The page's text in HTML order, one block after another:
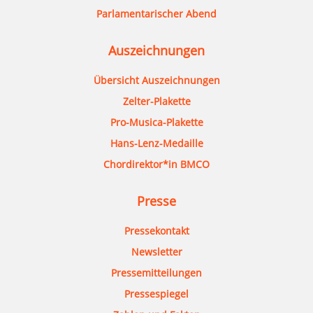
Parlamentarischer Abend
Auszeichnungen
Übersicht Auszeichnungen
Zelter-Plakette
Pro-Musica-Plakette
Hans-Lenz-Medaille
Chordirektor*in BMCO
Presse
Pressekontakt
Newsletter
Pressemitteilungen
Pressespiegel